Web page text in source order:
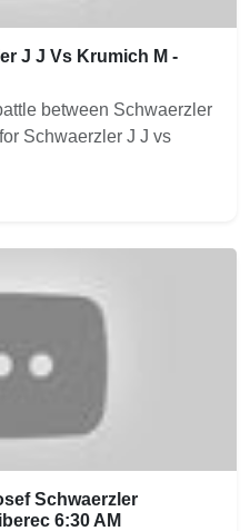
J J Vs Krumich M -
between Schwaerzler
Schwaerzler J J vs
Schwaerzler
6:30 AM